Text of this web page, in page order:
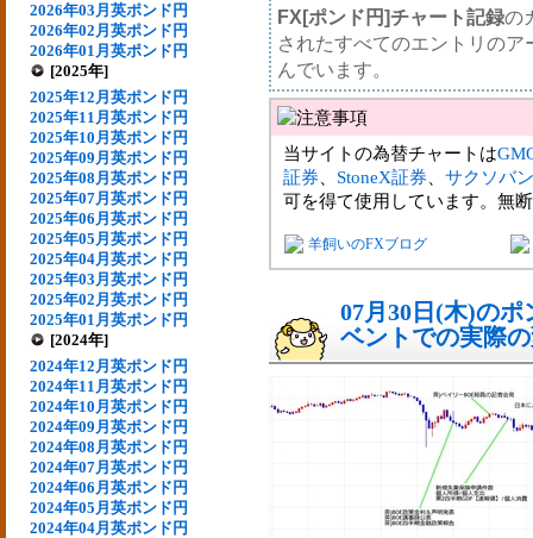
2026年03月英ポンド円
2026年02月英ポンド円
2026年01月英ポンド円
[2025年]
2025年12月英ポンド円
2025年11月英ポンド円
2025年10月英ポンド円
2025年09月英ポンド円
2025年08月英ポンド円
2025年07月英ポンド円
2025年06月英ポンド円
2025年05月英ポンド円
2025年04月英ポンド円
2025年03月英ポンド円
2025年02月英ポンド円
2025年01月英ポンド円
[2024年]
2024年12月英ポンド円
2024年11月英ポンド円
2024年10月英ポンド円
2024年09月英ポンド円
2024年08月英ポンド円
2024年07月英ポンド円
2024年06月英ポンド円
2024年05月英ポンド円
2024年04月英ポンド円
FX[ポンド円]チャート記録の
されたすべてのエントリの
んでいます。
当サイトの為替チャートは
証券
StoneX証券
サクソバ
可を得て使用しています。無
羊飼いのFXブログ
07月30日(木)の
ベントでの実際